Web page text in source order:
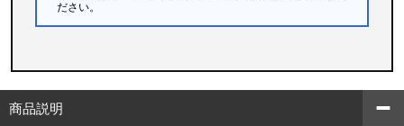
ださい。
商品説明